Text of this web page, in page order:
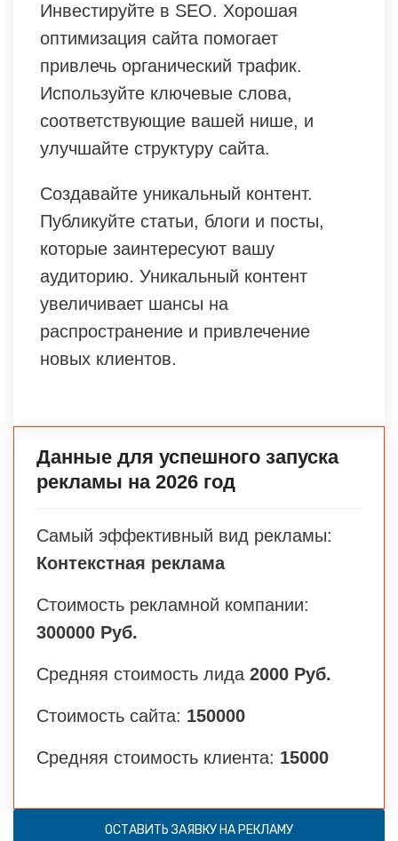
Инвестируйте в SEO. Хорошая
оптимизация сайта помогает
привлечь органический трафик.
Используйте ключевые слова,
соответствующие вашей нише, и
улучшайте структуру сайта.
Создавайте уникальный контент.
Публикуйте статьи, блоги и посты,
которые заинтересуют вашу
аудиторию. Уникальный контент
увеличивает шансы на
распространение и привлечение
новых клиентов.
Данные для успешного запуска
рекламы на 2026 год
Самый эффективный вид рекламы:
Контекстная реклама
Стоимость рекламной компании:
300000 Руб.
Средняя стоимость лида 2000 Руб.
Стоимость сайта: 150000
Средняя стоимость клиента: 15000
ОСТАВИТЬ ЗАЯВКУ НА РЕКЛАМУ